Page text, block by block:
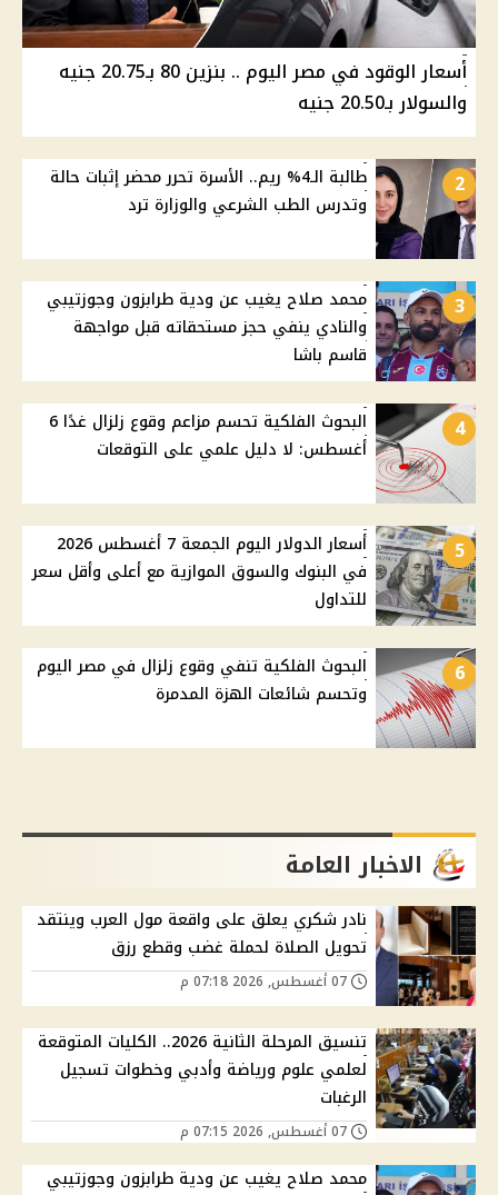
أسعار الوقود في مصر اليوم .. بنزين 80 بـ20.75 جنيه
والسولار بـ20.50 جنيه
2
طالبة الـ4% ريم.. الأسرة تحرر محضر إثبات حالة
وتدرس الطب الشرعي والوزارة ترد
3
محمد صلاح يغيب عن ودية طرابزون وجوزتيبي
والنادي ينفي حجز مستحقاته قبل مواجهة
قاسم باشا
4
البحوث الفلكية تحسم مزاعم وقوع زلزال غدًا 6
أغسطس: لا دليل علمي على التوقعات
5
أسعار الدولار اليوم الجمعة 7 أغسطس 2026
في البنوك والسوق الموازية مع أعلى وأقل سعر
للتداول
6
البحوث الفلكية تنفي وقوع زلزال في مصر اليوم
وتحسم شائعات الهزة المدمرة
الاخبار العامة
نادر شكري يعلق على واقعة مول العرب وينتقد
تحويل الصلاة لحملة غضب وقطع رزق
تنسيق المرحلة الثانية 2026.. الكليات المتوقعة
لعلمي علوم ورياضة وأدبي وخطوات تسجيل
الرغبات
محمد صلاح يغيب عن ودية طرابزون وجوزتيبي